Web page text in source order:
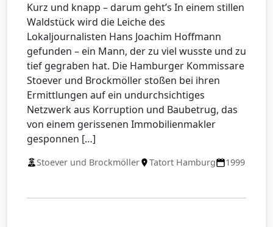
Kurz und knapp – darum geht’s In einem stillen
Waldstück wird die Leiche des
Lokaljournalisten Hans Joachim Hoffmann
gefunden – ein Mann, der zu viel wusste und zu
tief gegraben hat. Die Hamburger Kommissare
Stoever und Brockmöller stoßen bei ihren
Ermittlungen auf ein undurchsichtiges
Netzwerk aus Korruption und Baubetrug, das
von einem gerissenen Immobilienmakler
gesponnen […]
Stoever und Brockmöller Tatort Hamburg 1999